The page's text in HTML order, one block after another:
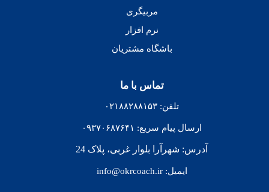
مربیگری
نرم افزار
باشگاه مشتریان
تماس با ما
تلفن: ۰۲۱۸۸۲۸۸۱۵۳
ارسال پیام سریع: ۰۹۳۷۰۶۸۷۶۴۱
آدرس: شهرآرا بلوار غربی، پلاک 24
ایمیل: info@okrcoach.ir